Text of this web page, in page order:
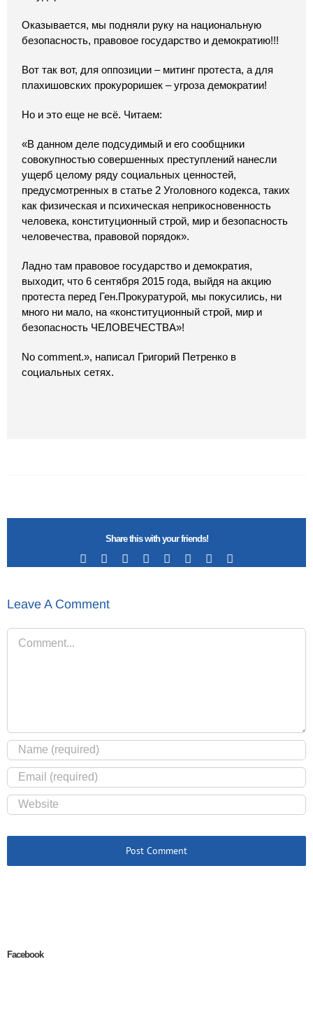
Оказывается, мы подняли руку на национальную
безопасность, правовое государство и демократию!!!
Вот так вот, для оппозиции – митинг протеста, а для
плахишовских прокуроришек – угроза демократии!
Но и это еще не всё. Читаем:
«В данном деле подсудимый и его сообщники
совокупностью совершенных преступлений нанесли
ущерб целому ряду социальных ценностей,
предусмотренных в статье 2 Уголовного кодекса, таких
как физическая и психическая неприкосновенность
человека, конституционный строй, мир и безопасность
человечества, правовой порядок».
Ладно там правовое государство и демократия,
выходит, что 6 сентября 2015 года, выйдя на акцию
протеста перед Ген.Прокуратурой, мы покусились, ни
много ни мало, на «конституционный строй, мир и
безопасность ЧЕЛОВЕЧЕСТВА»!
No comment.», написал Григорий Петренко в
социальных сетях.
Share this with your friends!
Facebook RedditLinkedIn
TumblrPinterest
Leave A Comment
Comment
Facebook